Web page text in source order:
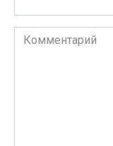
Комментарий